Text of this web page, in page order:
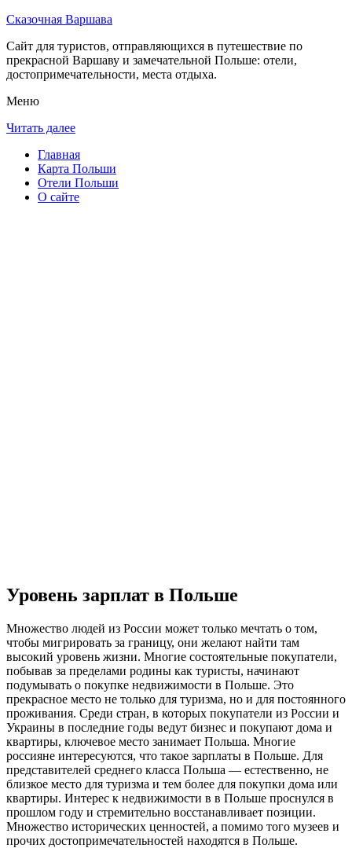
Сказочная Варшава
Сайт для туристов, отправляющихся в путешествие по
прекрасной Варшаву и замечательной Польше: отели,
достопримечательности, места отдыха.
Меню
Читать далее
Главная
Карта Польши
Отели Польши
О сайте
Уровень зарплат в Польше
Множество людей из России может только мечтать о том,
чтобы мигрировать за границу, они желают найти там
высокий уровень жизни. Многие состоятельные покупатели,
побывав за пределами родины как туристы, начинают
подумывать о покупке недвижимости в Польше. Это
прекрасное место не только для туризма, но и для постоянного
проживания. Среди стран, в которых покупатели из России и
Украины в последние годы ведут бизнес и покупают дома и
квартиры, ключевое место занимает Польша. Многие
россияне интересуются, что такое зарплаты в Польше. Для
представителей среднего класса Польша — естественно, не
близкое место для туризма и тем более для покупки дома или
квартиры. Интерес к недвижимости в в Польше проснулся в
прошлом году и стремительно восстанавливает позиции.
Множество исторических ценностей, а помимо того музеев и
прочих достопримечательностей находятся в Польше.